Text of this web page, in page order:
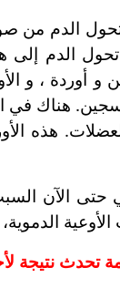
الدم من
الدم إلى
و أوردة ، و
هناك
هذه
حتى الآن
نتيجة